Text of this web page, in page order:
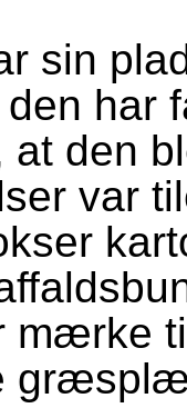
sin
har
at den
var